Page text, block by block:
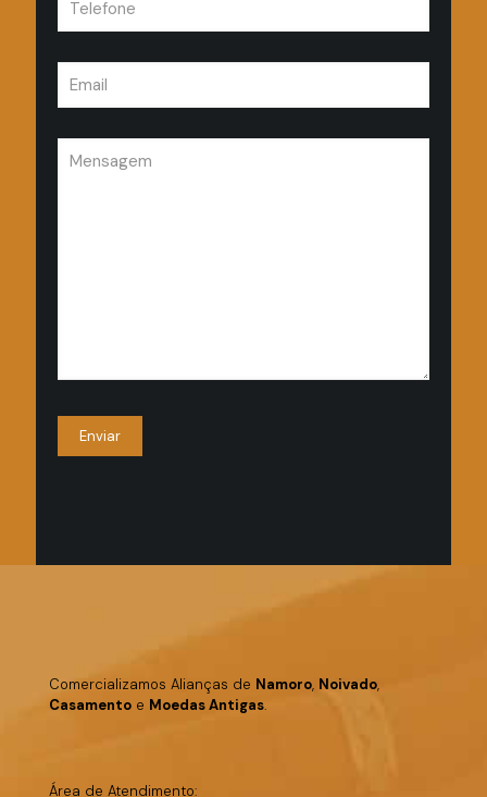
Comercializamos Alianças de Namoro, Noivado,
Casamento e Moedas Antigas.
Área de Atendimento: